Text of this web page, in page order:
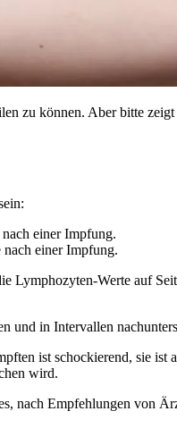
zu können. Aber bitte
einer Impfung.
einer Impfung.
Lymphozyten-Werte auf
und in Intervallen
ist schockierend, sie
wird.
nach Empfehlungen von